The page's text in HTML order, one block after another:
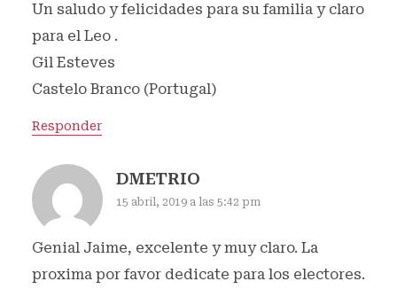
Un saludo y felicidades para su familia y claro
para el Leo .
Gil Esteves
Castelo Branco (Portugal)
Responder
DMETRIO
15 abril, 2019 a las 5:42 pm
Genial Jaime, excelente y muy claro. La
proxima por favor dedicate para los electores.